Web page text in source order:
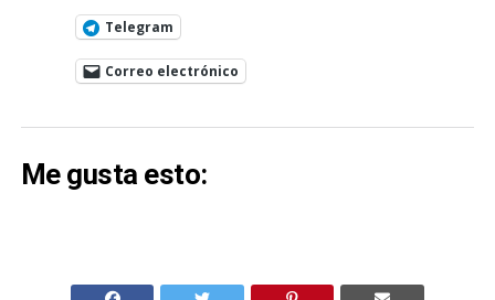
Telegram
Correo electrónico
Me gusta esto: